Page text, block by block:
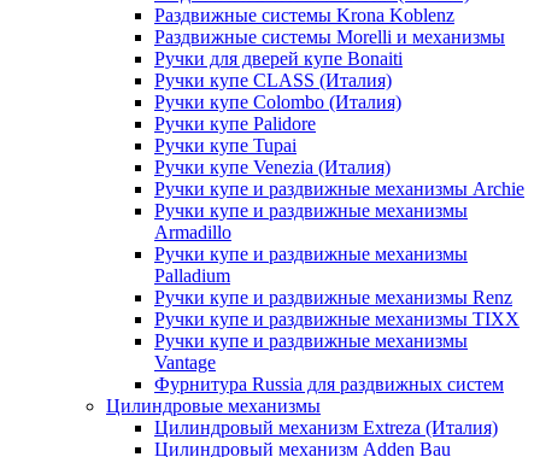
Раздвижные системы Krona Koblenz
Раздвижные системы Morelli и механизмы
Ручки для дверей купе Bonaiti
Ручки купе CLASS (Италия)
Ручки купе Colombo (Италия)
Ручки купе Palidore
Ручки купе Tupai
Ручки купе Venezia (Италия)
Ручки купе и раздвижные механизмы Archie
Ручки купе и раздвижные механизмы
Armadillo
Ручки купе и раздвижные механизмы
Palladium
Ручки купе и раздвижные механизмы Renz
Ручки купе и раздвижные механизмы TIXX
Ручки купе и раздвижные механизмы
Vantage
Фурнитура Russia для раздвижных систем
Цилиндровые механизмы
Цилиндровый механизм Extreza (Италия)
Цилиндровый механизм Adden Bau